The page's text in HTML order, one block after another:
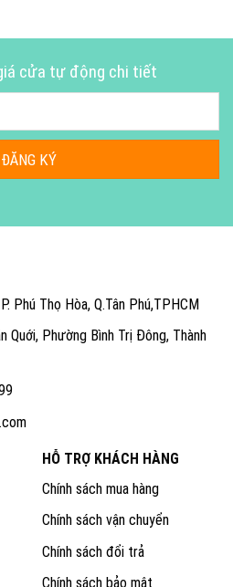
cửa tự động chi tiết
Phú Thọ Hòa, Q.Tân Phú,TPHCM
Quới, Phường Bình Trị Đông, Thành
HỖ TRỢ KHÁCH HÀNG
Chính sách mua hàng
Chính sách vận chuyển
Chính sách đổi trả
Chính sách bảo mật